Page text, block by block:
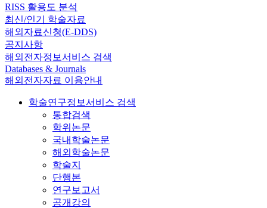
RISS 활용도 분석
최신/인기 학술자료
해외자료신청(E-DDS)
공지사항
해외전자정보서비스 검색
Databases & Journals
해외전자자료 이용안내
학술연구정보서비스 검색
통합검색
학위논문
국내학술논문
해외학술논문
학술지
단행본
연구보고서
공개강의